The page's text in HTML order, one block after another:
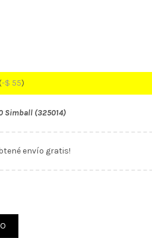
(-$ 55)
Simball (325014)
envío gratis!
x10 Simball (325014) cantidad